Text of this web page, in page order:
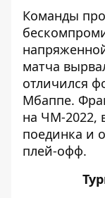
Команды
матча
отличился
Мбаппе.
на ЧМ-2022,
поединка и
плей-офф.